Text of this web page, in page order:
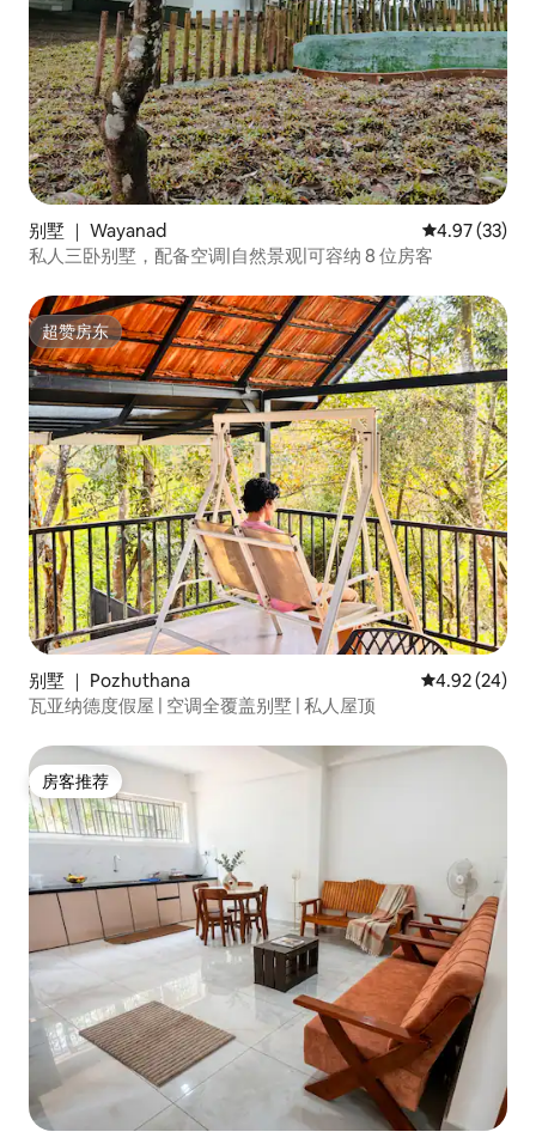
别墅 ｜ Wayanad 平均评分
4.97 (33)
私人三卧别墅，配备空调|自然景观|可容纳 8 位房客
超赞房东
超赞房东
别墅 ｜ Pozhuthana 平均评分
4.92 (24)
瓦亚纳德度假屋 | 空调全覆盖别墅 | 私人屋顶
房客推荐
房客推荐